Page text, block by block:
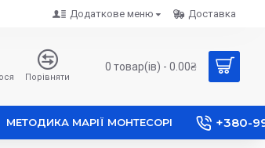
Додаткове меню Доставка
Порівняти
0 товар(ів) - 0.00₴
МЕТОДИКА МАРІЇ МОНТЕСОРІ +380-